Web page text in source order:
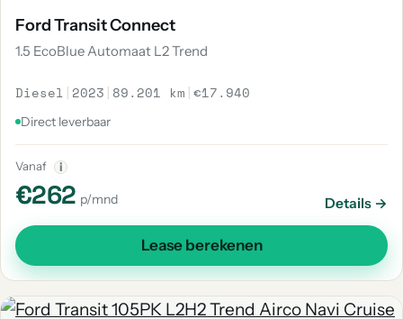
Ford Transit Connect
1.5 EcoBlue Automaat L2 Trend
Diesel | 2023 | 89.201 km |€17.940
Direct leverbaar
Vanaf i
€262 p/mnd Details →
Lease berekenen